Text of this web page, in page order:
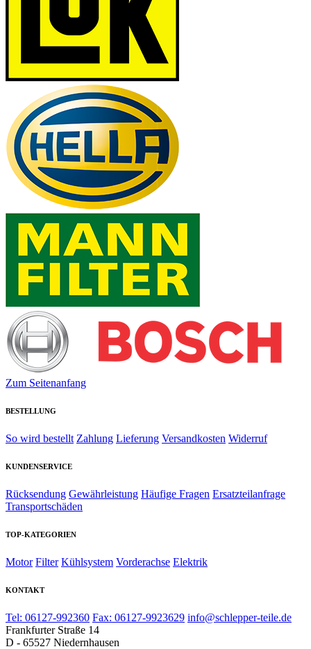
Zum Seitenanfang
BESTELLUNG
So wird bestellt Zahlung Lieferung Versandkosten Widerruf
KUNDENSERVICE
Rücksendung Gewährleistung Häufige Fragen Ersatzteilanfrage
Transportschäden
TOP-KATEGORIEN
Motor Filter Kühlsystem Vorderachse Elektrik
KONTAKT
Tel: 06127-992360 Fax: 06127-9923629 info@schlepper-teile.de
Frankfurter Straße 14
D - 65527 Niedernhausen